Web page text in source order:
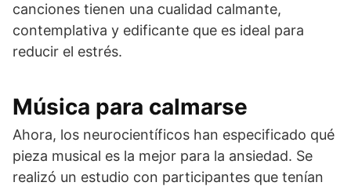
canciones tienen una cualidad calmante,
contemplativa y edificante que es ideal para
reducir el estrés.
Música para calmarse
Ahora, los neurocientíficos han especificado qué
pieza musical es la mejor para la ansiedad. Se
realizó un estudio con participantes que tenían